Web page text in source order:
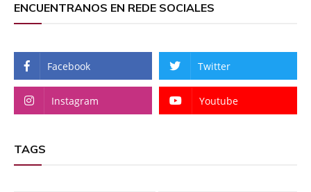
ENCUENTRANOS EN REDE SOCIALES
Facebook Twitter
Instagram Youtube
TAGS